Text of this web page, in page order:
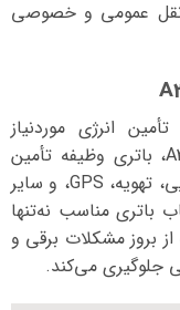
عمومی و خصوصی
انرژی موردنیاز
سیستم‌های برقی است. در ون ایویکو A36، باتری وظیفه تأمین
برق برای استارت موتور، سیستم‌های روشنایی، تهویه، GPS، و سایر
باتری مناسب نه‌تنها
بروز مشکلات برقی و
جلوگیری می‌کند.